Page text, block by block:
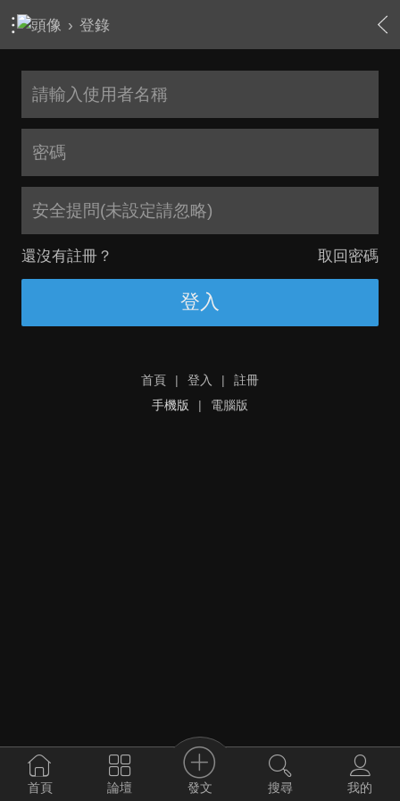
› 登錄
安全提問(未設定請忽略)
還沒有註冊？ 取回密碼
登入
首頁 | 登入 |
註冊
手機版
| 電腦版
首頁 論壇 發文 搜尋 我的